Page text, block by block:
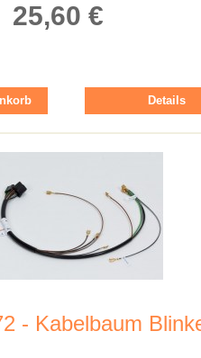
25,60 €
Details
- Kabelbaum